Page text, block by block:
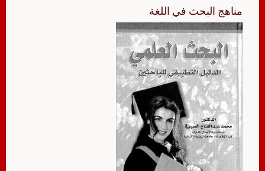
مناهج البحث في اللغة